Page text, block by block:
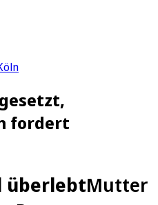
fordert
überlebtMutter